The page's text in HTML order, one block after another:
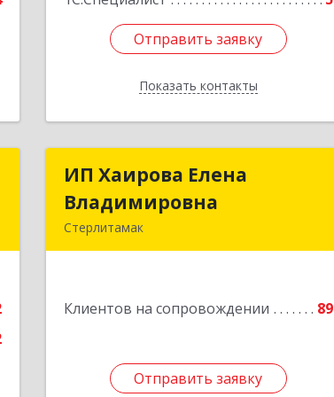
Отправить заявку
Показать контакты
Отправить заявку
Назад
ИП Хаирова Елена
Владимировна
Стерлитамак
Клиентов на сопровождении 89
Отправить заявку
ИП Хаирова Елена
Владимировна
Отправить заявку